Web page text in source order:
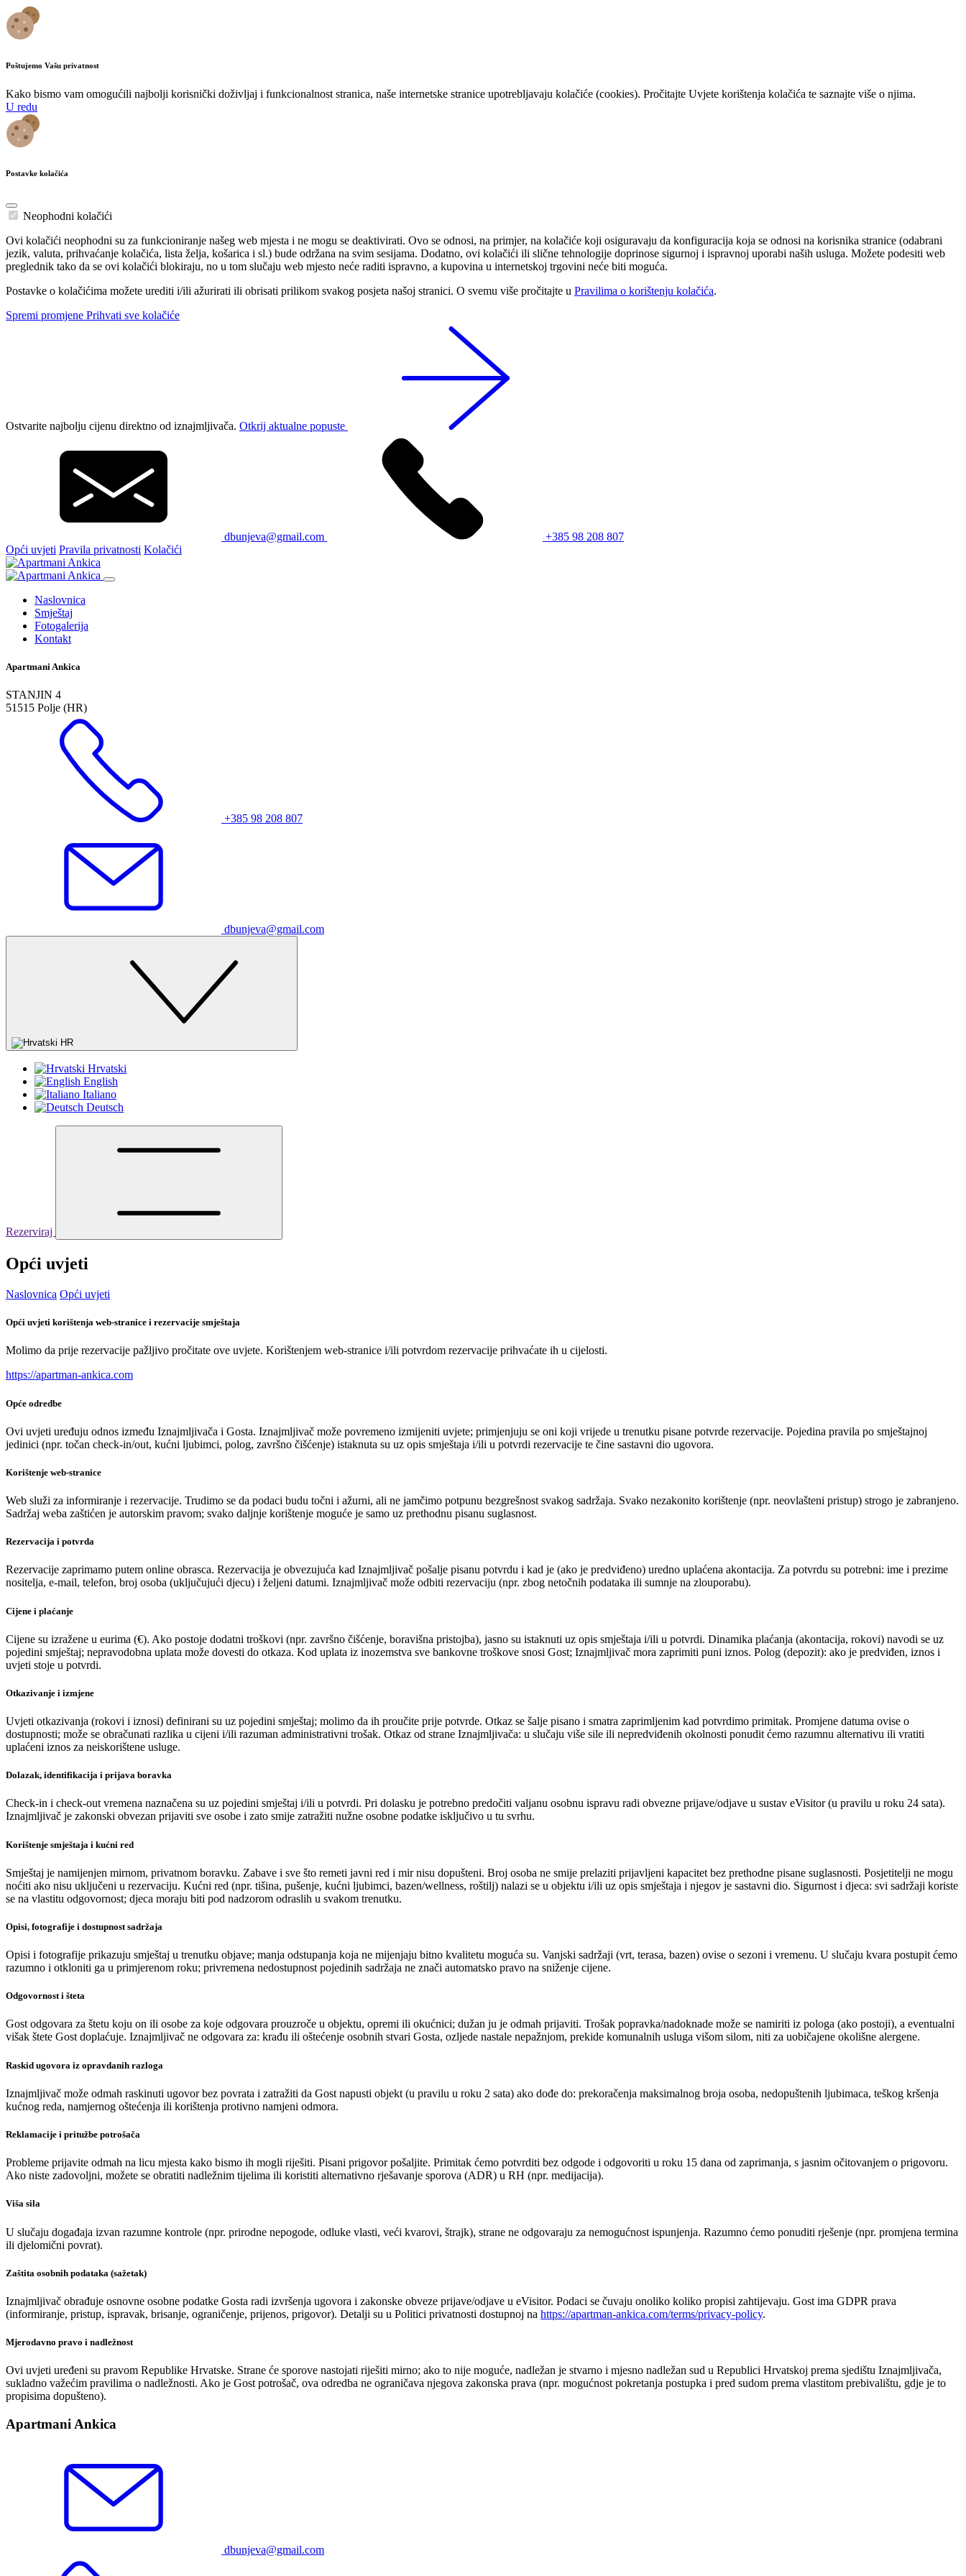
Poštujemo Vašu privatnost
Kako bismo vam omogućili najbolji korisnički doživljaj i funkcionalnost stranica, naše internetske stranice upotrebljavaju kolačiće (cookies). Pročitajte Uvjete korištenja kolačića te saznajte više o njima.
U redu
Postavke kolačića
Neophodni kolačići
Ovi kolačići neophodni su za funkcioniranje našeg web mjesta i ne mogu se deaktivirati. Ovo se odnosi, na primjer, na kolačiće koji osiguravaju da konfiguracija koja se odnosi na korisnika stranice (odabrani
jezik, valuta, prihvaćanje kolačića, lista želja, košarica i sl.) bude održana na svim sesijama. Dodatno, ovi kolačići ili slične tehnologije doprinose sigurnoj i ispravnoj uporabi naših usluga. Možete podesiti web
preglednik tako da se ovi kolačići blokiraju, no u tom slučaju web mjesto neće raditi ispravno, a kupovina u internetskoj trgovini neće biti moguća.
Postavke o kolačićima možete urediti i/ili ažurirati ili obrisati prilikom svakog posjeta našoj stranici. O svemu više pročitajte u Pravilima o korištenju kolačića.
Spremi promjene Prihvati sve kolačiće
Ostvarite najbolju cijenu direktno od iznajmljivača. Otkrij aktualne popuste
dbunjeva@gmail.com
+385 98 208 807
Opći uvjeti Pravila privatnosti Kolačići
Naslovnica
Smještaj
Fotogalerija
Kontakt
Apartmani Ankica
STANJIN 4
51515 Polje (HR)
+385 98 208 807
dbunjeva@gmail.com
HR
Hrvatski
English
Italiano
Deutsch
Rezerviraj
Opći uvjeti
Naslovnica Opći uvjeti
Opći uvjeti korištenja web-stranice i rezervacije smještaja
Molimo da prije rezervacije pažljivo pročitate ove uvjete. Korištenjem web-stranice i/ili potvrdom rezervacije prihvaćate ih u cijelosti.
https://apartman-ankica.com
Opće odredbe
Ovi uvjeti uređuju odnos između Iznajmljivača i Gosta. Iznajmljivač može povremeno izmijeniti uvjete; primjenjuju se oni koji vrijede u trenutku pisane potvrde rezervacije. Pojedina pravila po smještajnoj
jedinici (npr. točan check-in/out, kućni ljubimci, polog, završno čišćenje) istaknuta su uz opis smještaja i/ili u potvrdi rezervacije te čine sastavni dio ugovora.
Korištenje web-stranice
Web služi za informiranje i rezervacije. Trudimo se da podaci budu točni i ažurni, ali ne jamčimo potpunu bezgrešnost svakog sadržaja. Svako nezakonito korištenje (npr. neovlašteni pristup) strogo je zabranjeno.
Sadržaj weba zaštićen je autorskim pravom; svako daljnje korištenje moguće je samo uz prethodnu pisanu suglasnost.
Rezervacija i potvrda
Rezervacije zaprimamo putem online obrasca. Rezervacija je obvezujuća kad Iznajmljivač pošalje pisanu potvrdu i kad je (ako je predviđeno) uredno uplaćena akontacija. Za potvrdu su potrebni: ime i prezime
nositelja, e-mail, telefon, broj osoba (uključujući djecu) i željeni datumi. Iznajmljivač može odbiti rezervaciju (npr. zbog netočnih podataka ili sumnje na zlouporabu).
Cijene i plaćanje
Cijene su izražene u eurima (€). Ako postoje dodatni troškovi (npr. završno čišćenje, boravišna pristojba), jasno su istaknuti uz opis smještaja i/ili u potvrdi. Dinamika plaćanja (akontacija, rokovi) navodi se uz
pojedini smještaj; nepravodobna uplata može dovesti do otkaza. Kod uplata iz inozemstva sve bankovne troškove snosi Gost; Iznajmljivač mora zaprimiti puni iznos. Polog (depozit): ako je predviđen, iznos i
uvjeti stoje u potvrdi.
Otkazivanje i izmjene
Uvjeti otkazivanja (rokovi i iznosi) definirani su uz pojedini smještaj; molimo da ih proučite prije potvrde. Otkaz se šalje pisano i smatra zaprimljenim kad potvrdimo primitak. Promjene datuma ovise o
dostupnosti; može se obračunati razlika u cijeni i/ili razuman administrativni trošak. Otkaz od strane Iznajmljivača: u slučaju više sile ili nepredviđenih okolnosti ponudit ćemo razumnu alternativu ili vratiti
uplaćeni iznos za neiskorištene usluge.
Dolazak, identifikacija i prijava boravka
Check-in i check-out vremena naznačena su uz pojedini smještaj i/ili u potvrdi. Pri dolasku je potrebno predočiti valjanu osobnu ispravu radi obvezne prijave/odjave u sustav eVisitor (u pravilu u roku 24 sata).
Iznajmljivač je zakonski obvezan prijaviti sve osobe i zato smije zatražiti nužne osobne podatke isključivo u tu svrhu.
Korištenje smještaja i kućni red
Smještaj je namijenjen mirnom, privatnom boravku. Zabave i sve što remeti javni red i mir nisu dopušteni. Broj osoba ne smije prelaziti prijavljeni kapacitet bez prethodne pisane suglasnosti. Posjetitelji ne mogu
noćiti ako nisu uključeni u rezervaciju. Kućni red (npr. tišina, pušenje, kućni ljubimci, bazen/wellness, roštilj) nalazi se u objektu i/ili uz opis smještaja i njegov je sastavni dio. Sigurnost i djeca: svi sadržaji koriste
se na vlastitu odgovornost; djeca moraju biti pod nadzorom odraslih u svakom trenutku.
Opisi, fotografije i dostupnost sadržaja
Opisi i fotografije prikazuju smještaj u trenutku objave; manja odstupanja koja ne mijenjaju bitno kvalitetu moguća su. Vanjski sadržaji (vrt, terasa, bazen) ovise o sezoni i vremenu. U slučaju kvara postupit ćemo
razumno i otkloniti ga u primjerenom roku; privremena nedostupnost pojedinih sadržaja ne znači automatsko pravo na sniženje cijene.
Odgovornost i šteta
Gost odgovara za štetu koju on ili osobe za koje odgovara prouzroče u objektu, opremi ili okućnici; dužan ju je odmah prijaviti. Trošak popravka/nadoknade može se namiriti iz pologa (ako postoji), a eventualni
višak štete Gost doplaćuje. Iznajmljivač ne odgovara za: krađu ili oštećenje osobnih stvari Gosta, ozljede nastale nepažnjom, prekide komunalnih usluga višom silom, niti za uobičajene okolišne alergene.
Raskid ugovora iz opravdanih razloga
Iznajmljivač može odmah raskinuti ugovor bez povrata i zatražiti da Gost napusti objekt (u pravilu u roku 2 sata) ako dođe do: prekoračenja maksimalnog broja osoba, nedopuštenih ljubimaca, teškog kršenja
kućnog reda, namjernog oštećenja ili korištenja protivno namjeni odmora.
Reklamacije i pritužbe potrošača
Probleme prijavite odmah na licu mjesta kako bismo ih mogli riješiti. Pisani prigovor pošaljite. Primitak ćemo potvrditi bez odgode i odgovoriti u roku 15 dana od zaprimanja, s jasnim očitovanjem o prigovoru.
Ako niste zadovoljni, možete se obratiti nadležnim tijelima ili koristiti alternativno rješavanje sporova (ADR) u RH (npr. medijacija).
Viša sila
U slučaju događaja izvan razumne kontrole (npr. prirodne nepogode, odluke vlasti, veći kvarovi, štrajk), strane ne odgovaraju za nemogućnost ispunjenja. Razumno ćemo ponuditi rješenje (npr. promjena termina
ili djelomični povrat).
Zaštita osobnih podataka (sažetak)
Iznajmljivač obrađuje osnovne osobne podatke Gosta radi izvršenja ugovora i zakonske obveze prijave/odjave u eVisitor. Podaci se čuvaju onoliko koliko propisi zahtijevaju. Gost ima GDPR prava
(informiranje, pristup, ispravak, brisanje, ograničenje, prijenos, prigovor). Detalji su u Politici privatnosti dostupnoj na https://apartman-ankica.com/terms/privacy-policy.
Mjerodavno pravo i nadležnost
Ovi uvjeti uređeni su pravom Republike Hrvatske. Strane će sporove nastojati riješiti mirno; ako to nije moguće, nadležan je stvarno i mjesno nadležan sud u Republici Hrvatskoj prema sjedištu Iznajmljivača,
sukladno važećim pravilima o nadležnosti. Ako je Gost potrošač, ova odredba ne ograničava njegova zakonska prava (npr. mogućnost pokretanja postupka i pred sudom prema vlastitom prebivalištu, gdje je to
propisima dopušteno).
Apartmani Ankica
dbunjeva@gmail.com